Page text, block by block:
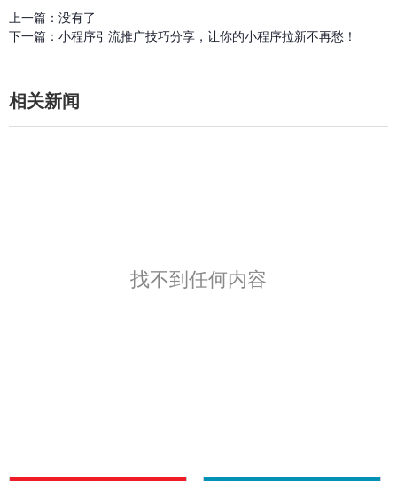
上一篇： 没有了
下一篇： 小程序引流推广技巧分享，让你的小程序拉新不再愁！
相关新闻
找不到任何内容